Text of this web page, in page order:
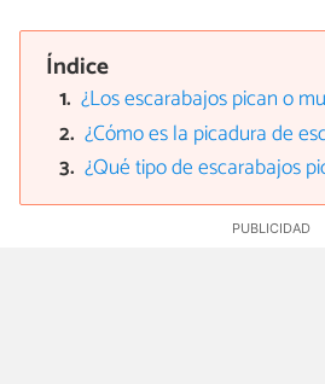
Índice
¿Los escarabajos pican o
¿Cómo es la picadura de
¿Qué tipo de escarabajos